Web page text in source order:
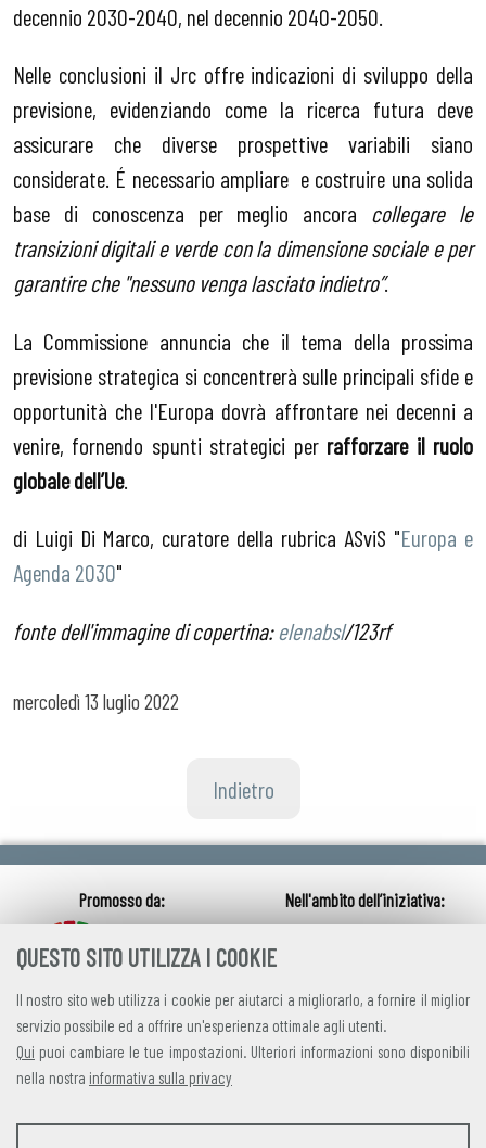
QUESTO SITO UTILIZZA I COOKIE
Il nostro sito web utilizza i cookie per aiutarci a migliorarlo, a fornire il miglior
servizio possibile ed a offrire un'esperienza ottimale agli utenti.
Qui puoi cambiare le tue impostazioni. Ulteriori informazioni sono disponibili
nella nostra informativa sulla privacy
STATISTICHE
decennio 2030-2040, nel decennio 2040-2050.
Nelle conclusioni il Jrc offre indicazioni di sviluppo della
previsione, evidenziando come la ricerca futura deve
assicurare che diverse prospettive variabili siano
considerate. É necessario ampliare e costruire una solida
base di conoscenza per meglio ancora collegare le
transizioni digitali e verde con la dimensione sociale e per
garantire che "nessuno venga lasciato indietro”.
La Commissione annuncia che il tema della prossima
previsione strategica si concentrerà sulle principali sfide e
opportunità che l'Europa dovrà affrontare nei decenni a
venire, fornendo spunti strategici per rafforzare il ruolo
globale dell’Ue.
di Luigi Di Marco, curatore della rubrica ASviS "Europa e
Agenda 2030"
fonte dell'immagine di copertina:elenabsl/123rf
mercoledì 13 luglio 2022
Indietro
credits|privacy|contatti